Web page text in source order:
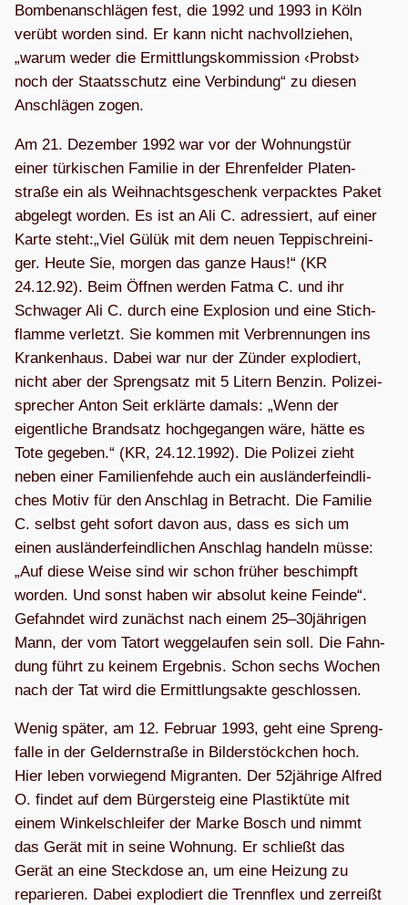
Bom­ben­an­schlä­gen fest, die 1992 und 1993 in Köln
ver­übt wor­den sind. Er kann nicht nach­voll­zie­hen,
„warum weder die Ermitt­lungs­kom­mis­sion ‹Probst›
noch der Staats­schutz eine Ver­bin­dung“ zu die­sen
Anschlä­gen zogen.
Am 21. Dezem­ber 1992 war vor der Woh­nungs­tür
einer tür­ki­schen Fami­lie in der Ehren­fel­der Pla­ten­
straße ein als Weih­nachts­ge­schenk ver­pack­tes Paket
abge­legt wor­den. Es ist an Ali C. adres­siert, auf einer
Karte steht:„Viel Gülük mit dem neuen Tep­pi­schrei­ni­
ger. Heute Sie, mor­gen das ganze Haus!“ (KR
24.12.92). Beim Öff­nen wer­den Fatma C. und ihr
Schwa­ger Ali C. durch eine Explo­sion und eine Stich­
flamme ver­letzt. Sie kom­men mit Ver­bren­nun­gen ins
Kran­ken­haus. Dabei war nur der Zün­der explo­diert,
nicht aber der Spreng­satz mit 5 Litern Ben­zin. Poli­zei­
spre­cher Anton Seit erklärte damals: „Wenn der
eigent­li­che Brand­satz hoch­ge­gan­gen wäre, hätte es
Tote gege­ben.“ (KR, 24.12.1992). Die Poli­zei zieht
neben einer Fami­li­en­fehde auch ein aus­län­der­feind­li­
ches Motiv für den Anschlag in Betracht. Die Fami­lie
C. selbst geht sofort davon aus, dass es sich um
einen aus­län­der­feind­li­chen Anschlag han­deln müsse:
„Auf diese Weise sind wir schon frü­her beschimpft
wor­den. Und sonst haben wir abso­lut keine Feinde“.
Gefahn­det wird zunächst nach einem 25–30jährigen
Mann, der vom Tat­ort weg­ge­lau­fen sein soll. Die Fahn­
dung führt zu kei­nem Ergeb­nis. Schon sechs Wochen
nach der Tat wird die Ermitt­lungs­akte geschlossen.
Wenig spä­ter, am 12. Februar 1993, geht eine Spreng­
falle in der Gel­dern­straße in Bil­der­stöck­chen hoch.
Hier leben vor­wie­gend Migran­ten. Der 52jährige Alfred
O. fin­det auf dem Bür­ger­steig eine Plas­tik­tüte mit
einem Win­kel­schlei­fer der Marke Bosch und nimmt
das Gerät mit in seine Woh­nung. Er schließt das
Gerät an eine Steck­dose an, um eine Hei­zung zu
repa­rie­ren. Dabei explo­diert die Trenn­flex und zer­reißt